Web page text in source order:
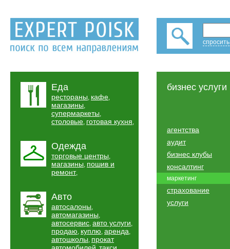
Еда
рестораны, кафе,
магазины,
супермаркеты,
столовые, готовая кухня,
Одежда
торговые центры,
магазины, пошив и
ремонт,
Авто
автосалоны,
автомагазины,
автосервис, авто услуги,
продаю, куплю, аренда,
автошколы, прокат
бизнес услуги
агентства
аудит
бизнес клубы
консалтинг
маркетинг
страхование
услуги